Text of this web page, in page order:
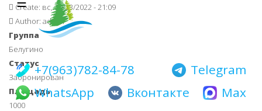
Перейти
основному
содержанию
+7(963)782-84-78
Telegram
WhatsApp
Вконтакте Max
Create: вс, 10/23/2022 - 21:09
Author: admin
Группа
Белугино
Статус
Забронирован
Площадь
1000